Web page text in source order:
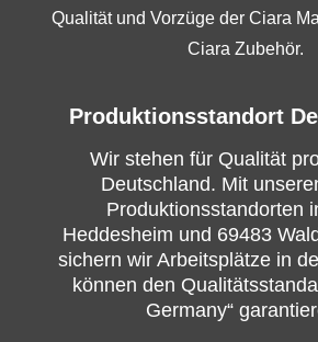
Qualität und Vorzüge der Ciara
Ciara Zubehör.
Produktionsstandort
Wir stehen für Qualität
Deutschland. Mit
Produktionsstandorten
Heddesheim und 69483
sichern wir Arbeitsplätze in
können den
Germany“